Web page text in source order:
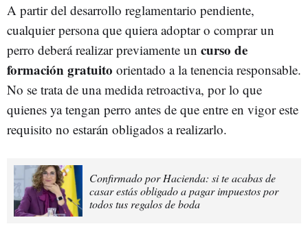
A partir del desarrollo reglamentario pendiente,
cualquier persona que quiera adoptar o comprar un
perro deberá realizar previamente un curso de
formación gratuito orientado a la tenencia responsable.
No se trata de una medida retroactiva, por lo que
quienes ya tengan perro antes de que entre en vigor este
requisito no estarán obligados a realizarlo.
Confirmado por Hacienda: si te acabas de
casar estás obligado a pagar impuestos por
todos tus regalos de boda